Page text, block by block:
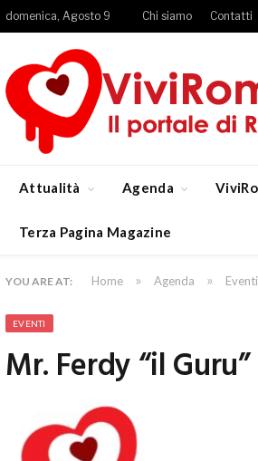
domenica, Agosto 9 Chi siamo Contatti
Attualità Agenda
Terza Pagina Magazine
YOU ARE AT: Home » Agenda » Eventi
EVENTI
Mr. Ferdy “il